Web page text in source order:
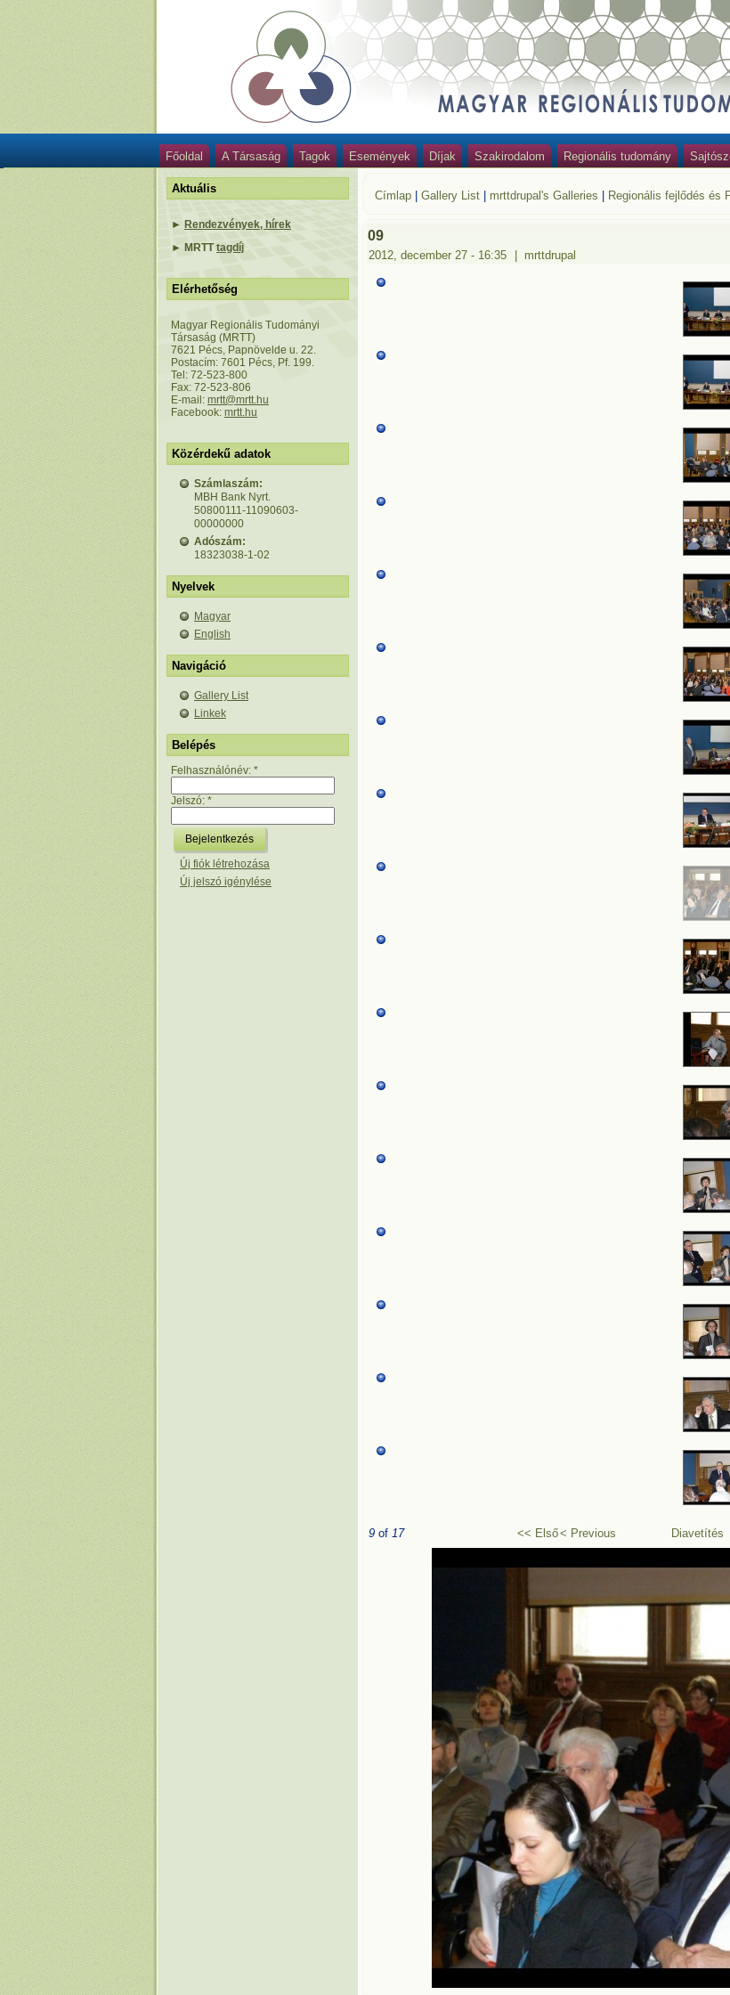
Főoldal A Társaság Tagok Események Díjak Szakirodalom Regionális tudomány
Aktuális
► Rendezvények, hírek
► MRTTtagdíj
Elérhetőség
Magyar Regionális Tudományi
Társaság (MRTT)
7621 Pécs, Papnövelde u. 22.
Postacím: 7601 Pécs, Pf. 199.
Tel: 72-523-800
Fax: 72-523-806
E-mail: mrtt@mrtt.hu
Facebook: mrtt.hu
Közérdekű adatok
Számlaszám:
MBH Bank Nyrt.
50800111-11090603-
00000000
Adószám:
18323038-1-02
Nyelvek
Magyar
English
Navigáció
Gallery List
Linkek
Belépés
Felhasználónév: *
Jelszó: *
Új fiók létrehozása
Új jelszó igénylése
Címlap |Gallery List mrttdrupal's Galleries Regionális fejlődés és
09
2012, december 27 - 16:35 mrttdrupal
9 of 17 << Első< Previous Diavetítés